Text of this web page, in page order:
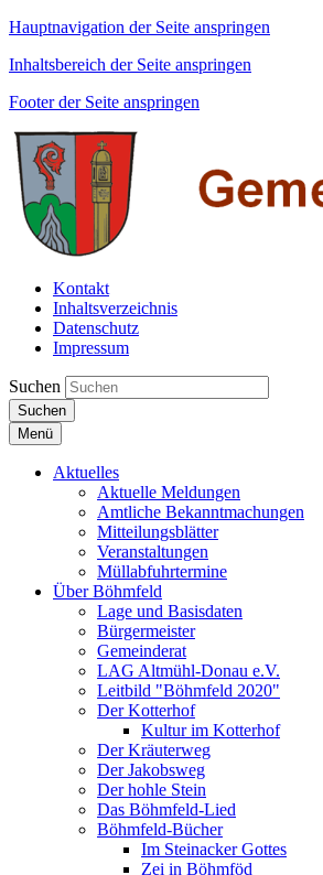
Hauptnavigation der Seite anspringen
Inhaltsbereich der Seite anspringen
Footer der Seite anspringen
Kontakt
Inhaltsverzeichnis
Datenschutz
Impressum
Suchen
Suchen
Menü
Aktuelles
Aktuelle Meldungen
Amtliche Bekanntmachungen
Mitteilungsblätter
Veranstaltungen
Müllabfuhrtermine
Über Böhmfeld
Lage und Basisdaten
Bürgermeister
Gemeinderat
LAG Altmühl-Donau e.V.
Leitbild "Böhmfeld 2020"
Der Kotterhof
Kultur im Kotterhof
Der Kräuterweg
Der Jakobsweg
Der hohle Stein
Das Böhmfeld-Lied
Böhmfeld-Bücher
Im Steinacker Gottes
Zei in Böhmföd